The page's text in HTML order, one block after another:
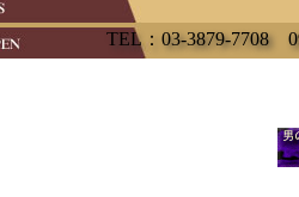
TEL：03-3879-7708